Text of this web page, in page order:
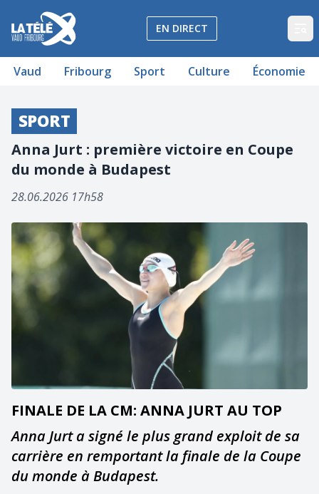
La Télé - Télévision régionale Vaud et Fribourg
EN DIRECT
Vaud Fribourg Sport Culture Économie
SPORT
Anna Jurt : première victoire en Coupe
du monde à Budapest
28.06.2026 17h58
FINALE DE LA CM: ANNA JURT AU TOP
Anna Jurt a signé le plus grand exploit de sa
carrière en remportant la finale de la Coupe
du monde à Budapest.